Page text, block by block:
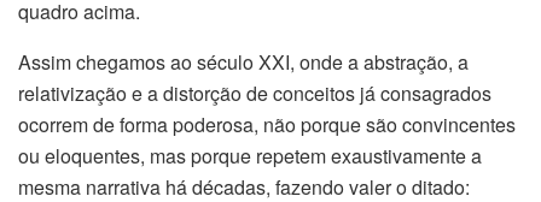
quadro acima.
Assim chegamos ao século XXI, onde a abstração, a
relativização e a distorção de conceitos já consagrados
ocorrem de forma poderosa, não porque são convincentes
ou eloquentes, mas porque repetem exaustivamente a
mesma narrativa há décadas, fazendo valer o ditado: